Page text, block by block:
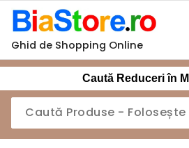
Sari
conținut
Ghid de Shopping Online
Caută Reduceri în